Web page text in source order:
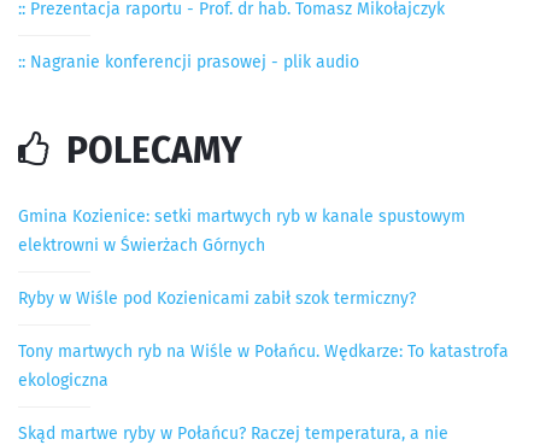
:: Prezentacja raportu - Prof. dr hab. Tomasz Mikołajczyk
:: Nagranie konferencji prasowej - plik audio
POLECAMY
Gmina Kozienice: setki martwych ryb w kanale spustowym
elektrowni w Świerżach Górnych
Ryby w Wiśle pod Kozienicami zabił szok termiczny?
Tony martwych ryb na Wiśle w Połańcu. Wędkarze: To katastrofa
ekologiczna
Skąd martwe ryby w Połańcu? Raczej temperatura, a nie